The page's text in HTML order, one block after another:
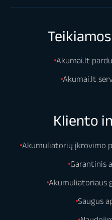
Akumai.lt
Akumai.lt
Kliento
Akumuliatorių įkrovimo
Garantinis
Akumuliatoriaus
Saugus